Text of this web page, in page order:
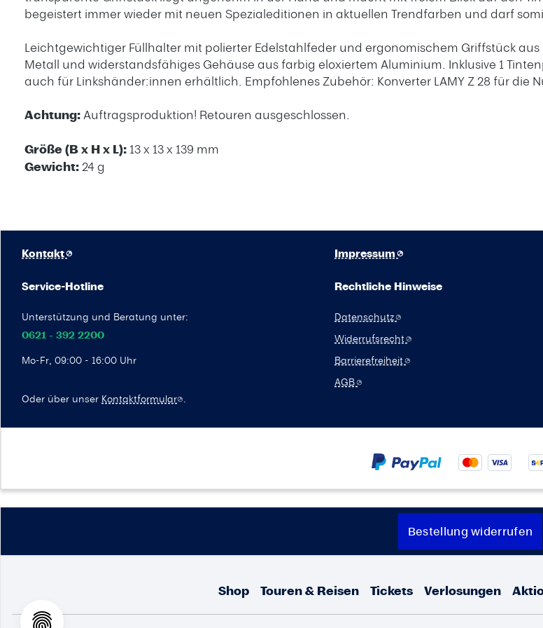
begeistert immer wieder mit neuen Spezialeditionen in aktuellen Trendfarben und darf
Leichtgewichtiger Füllhalter mit polierter Edelstahlfeder und ergonomischem Griffstück
Metall und widerstandsfähiges Gehäuse aus farbig eloxiertem Aluminium. Inklusive 1
auch für Linkshänder:innen erhältlich. Empfohlenes Zubehör: Konverter LAMY Z 28 für die
Achtung:Auftragsproduktion! Retouren ausgeschlossen.
Größe (B x H x L): 13 x 13 x 139 mm
Gewicht: 24 g
Service-Hotline
Unterstützung und Beratung unter:
0621 - 392 2200
Mo-Fr, 09:00 - 16:00 Uhr
Oder über unser Kontaktformular .
Kontakt Impressum
Rechtliche Hinweise
Datenschutz
Widerrufsrecht
Barrierefreiheit
AGB
Bestellung widerrufen
Shop Touren & Reisen Tickets Verlosungen